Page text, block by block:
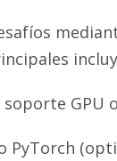
GPU
PyTorch